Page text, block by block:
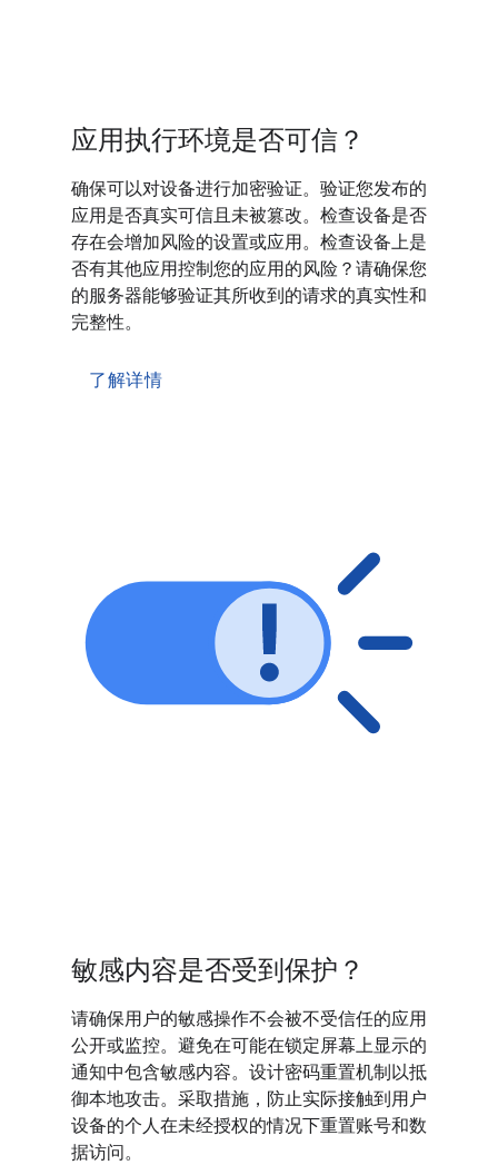
应用执行环境是否可信？
确保可以对设备进行加密验证。验证您发布的
应用是否真实可信且未被篡改。检查设备是否
存在会增加风险的设置或应用。检查设备上是
否有其他应用控制您的应用的风险？请确保您
的服务器能够验证其所收到的请求的真实性和
完整性。
了解详情
敏感内容是否受到保护？
请确保用户的敏感操作不会被不受信任的应用
公开或监控。避免在可能在锁定屏幕上显示的
通知中包含敏感内容。设计密码重置机制以抵
御本地攻击。采取措施，防止实际接触到用户
设备的个人在未经授权的情况下重置账号和数
据访问。